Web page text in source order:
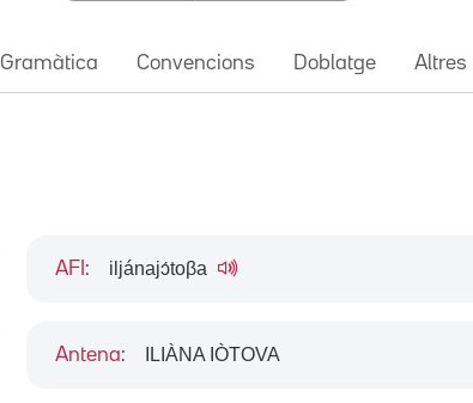
Gramàtica Convencions Doblatge Altres
AFI : iljánajɔ́toβa
Antena: ILIÀNA IÒTOVA